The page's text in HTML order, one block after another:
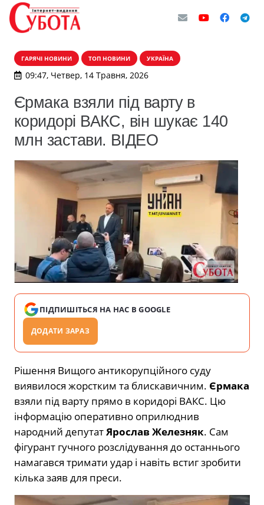
ГАРЯЧІ НОВИНИ ТОП НОВИНИ УКРАЇНА
09:47, Четвер, 14 Травня, 2026
Єрмака взяли під варту в
коридорі ВАКС, він шукає 140
млн застави. ВІДЕО
ПІДПИШІТЬСЯ НА НАС В GOOGLE
ДОДАТИ ЗАРАЗ
Рішення Вищого антикорупційного суду
виявилося жорстким та блискавичним. Єрмака
взяли під варту прямо в коридорі ВАКС. Цю
інформацію оперативно оприлюднив
народний депутатЯрослав Железняк. Сам
фігурант гучного розслідування до останнього
намагався тримати удар і навіть встиг зробити
кілька заяв для преси.